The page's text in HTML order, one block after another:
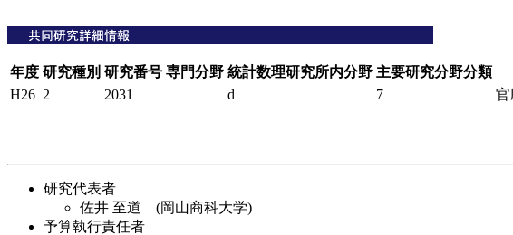
年度 研究種別 研究番号 専門分野 統計数理研究所内分野 主要研究分野分類
H26 2 2031 d 7 官
研究代表者
佐井 至道 (岡山商科大学)
予算執行責任者